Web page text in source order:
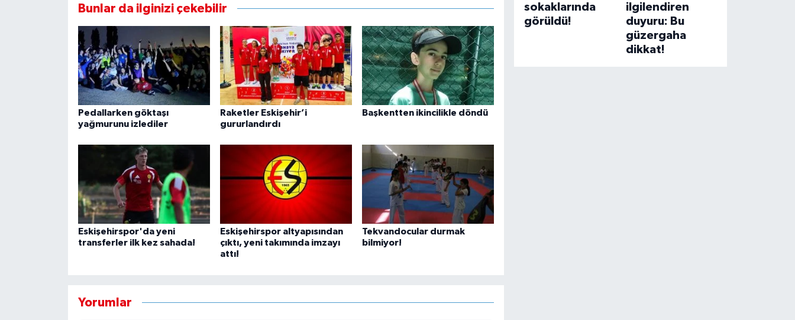
Bunlar da ilginizi çekebilir
Pedallarken göktaşı
yağmurunu izlediler
Raketler Eskişehir’i
gururlandırdı
Başkentten ikincilikle döndü
Eskişehirspor'da yeni
transferler ilk kez sahada!
Eskişehirspor altyapısından
çıktı, yeni takımında imzayı
attı!
Tekvandocular durmak
bilmiyor!
Yorumlar
sokaklarında
görüldü!
ilgilendiren
duyuru: Bu
güzergaha
dikkat!